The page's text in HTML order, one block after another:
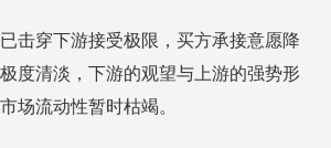
击穿下游接受极限，买方承接意愿降
度清淡，下游的观望与上游的强势形
场流动性暂时枯竭。